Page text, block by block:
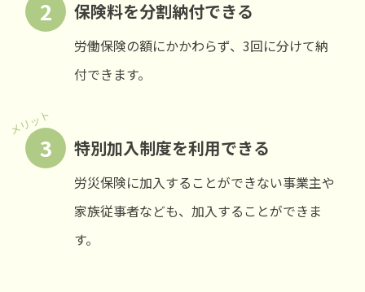
2 保険料を分割納付できる
労働保険の額にかかわらず、3回に分けて納
付できます。
3
メリット
特別加入制度を利用できる
労災保険に加入することができない事業主や
家族従事者なども、加入することができま
す。